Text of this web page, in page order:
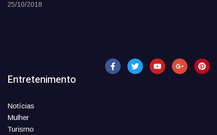
25/10/2018
Entretenimento
Notícias
Mulher
Turismo